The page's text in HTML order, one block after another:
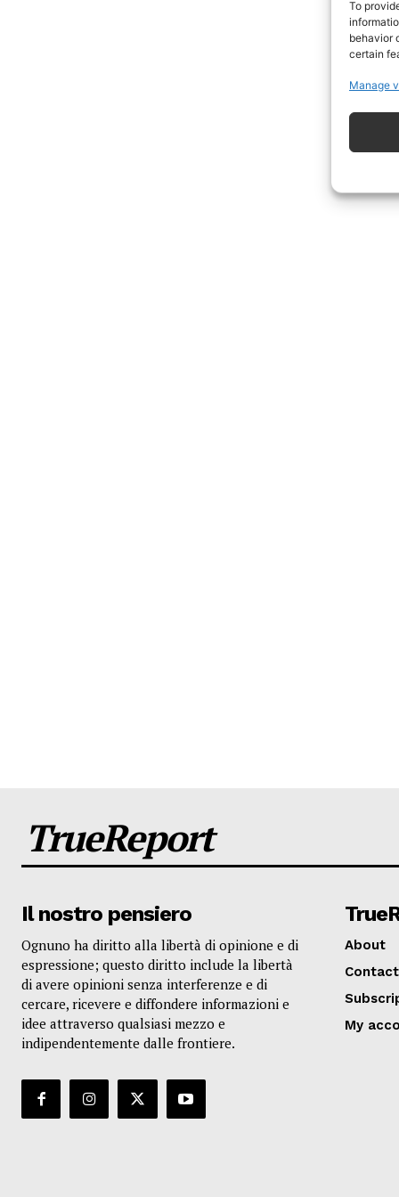
To
behavior
certain
Manage
TrueReport
Il nostro pensiero
Ognuno ha diritto alla libertà di opinione e di
espressione; questo diritto include la libertà
di avere opinioni senza interferenze e di
cercare, ricevere e diffondere informazioni e
idee attraverso qualsiasi mezzo e
indipendentemente dalle frontiere.
About
My